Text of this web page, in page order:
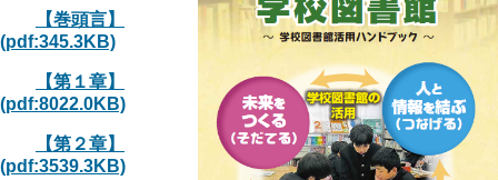
【巻頭言】
(pdf:345.3KB)
【第１章】
(pdf:8022.0KB)
【第２章】
(pdf:3539.3KB)